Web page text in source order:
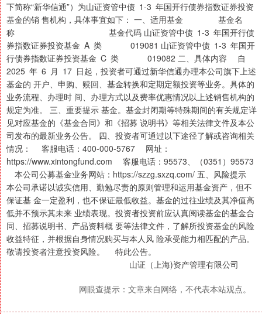
下简称“新华信通”）为山证资管中债 1-3 年国开行债券指数证券投资
基金的销 售机构，具体事宜如下： 一、适用基金 基金名
称 基金代码 山证资管中债 1-3 年国开行债
券指数证券投资基金 A 类 019081 山证资管中债 1-3 年国开
行债券指数证券投资基金 C 类 019082 二、具体内容 自
2025 年 6 月 17 日起，投资者可通过新华信通办理本公司旗下上述
基金的 开户、申购、赎回、基金转换和定期定额投资等业务。具体的
业务流程、办理时 间、办理方式以及费率优惠情况以上述销售机构的
规定为准。 三、重要提示 基金。基金封闭期等特殊期间的有关规定详
见对应基金的《基金合同》和《招募 说明书》等相关法律文件及本公
司发布的最新业务公告。 四、投资者可通过以下途径了解或咨询相关
情况： 客服电话：400-000-5767 网址：
https://www.xintongfund.com 客服电话：95573、（0351）95573
本公司公募基金业务网站：https://szzg.sxzq.com/ 五、风险提示
本公司承诺以诚实信用、勤勉尽责的原则管理和运用基金资产，但不
保证基 金一定盈利，也不保证最低收益。基金的过往业绩及其净值高
低并不预示其未来 业绩表现。投资者投资前应认真阅读基金的基金合
同、招募说明书、产品资料概 要等法律文件，了解所投资基金的风险
收益特征，并根据自身情况购买与本人风 险承受能力相匹配的产品。
敬请投资者注意投资风险。 特此公告。
山证（上海)资产管理有限公司
网眼查提示：文章来自网络，不代表本站观点。